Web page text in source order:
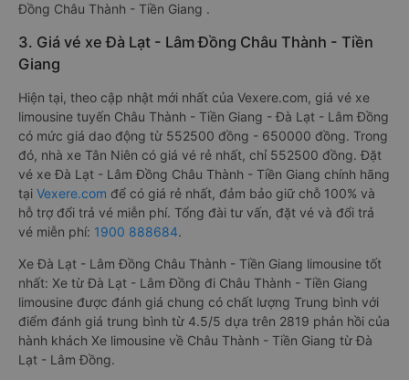
Đồng Châu Thành - Tiền Giang .
3. Giá vé xe Đà Lạt - Lâm Đồng Châu Thành - Tiền
Giang
Hiện tại, theo cập nhật mới nhất của Vexere.com, giá vé xe
limousine tuyến Châu Thành - Tiền Giang - Đà Lạt - Lâm Đồng
có mức giá dao động từ 552500 đồng - 650000 đồng. Trong
đó, nhà xe Tân Niên có giá vé rẻ nhất, chỉ 552500 đồng. Đặt
vé xe Đà Lạt - Lâm Đồng Châu Thành - Tiền Giang chính hãng
tại Vexere.com để có giá rẻ nhất, đảm bảo giữ chỗ 100% và
hỗ trợ đổi trả vé miễn phí. Tổng đài tư vấn, đặt vé và đổi trả
vé miễn phí: 1900 888684.
Xe Đà Lạt - Lâm Đồng Châu Thành - Tiền Giang limousine tốt
nhất: Xe từ Đà Lạt - Lâm Đồng đi Châu Thành - Tiền Giang
limousine được đánh giá chung có chất lượng Trung bình với
điểm đánh giá trung bình từ 4.5/5 dựa trên 2819 phản hồi của
hành khách Xe limousine về Châu Thành - Tiền Giang từ Đà
Lạt - Lâm Đồng.